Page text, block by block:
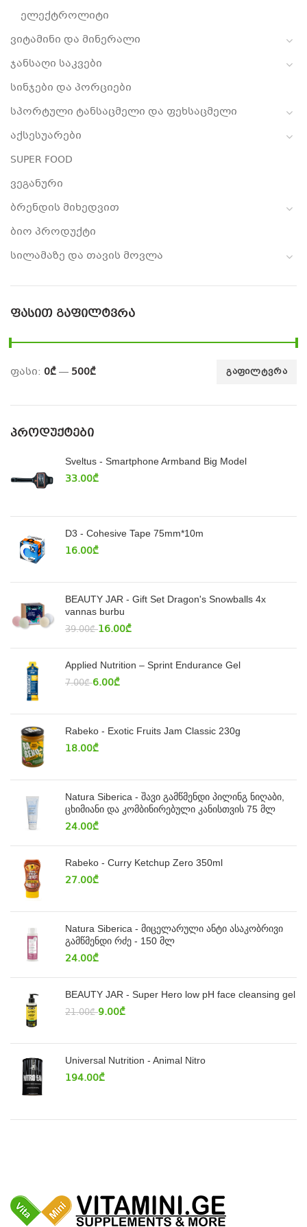
ელექტროლიტი
ვიტამინი და მინერალი
ჯანსაღი საკვები
სინჯები და პორციები
სპორტული ტანსაცმელი და ფეხსაცმელი
აქსესუარები
SUPER FOOD
ვეგანური
ბრენდის მიხედვით
ბიო პროდუქტი
სილამაზე და თავის მოვლა
ᲤᲐᲡᲘᲗ ᲒᲐᲤᲘᲚᲢᲕᲠᲐ
ᲒᲐᲤᲘᲚᲢᲕᲠᲐ
ფასი: 0₾— 500₾
ᲞᲠᲝᲓᲣᲥᲢᲔᲑᲘ
Sveltus - Smartphone Armband Big Model
33.00₾
D3 - Cohesive Tape 75mm*10m
16.00₾
BEAUTY JAR - Gift Set Dragon's Snowballs 4x
vannas burbu
39.00₾ 16.00₾
Applied Nutrition – Sprint Endurance Gel
7.00₾ 6.00₾
Rabeko - Exotic Fruits Jam Classic 230g
18.00₾
Natura Siberica - შავი გამწმენდი პილინგ ნიღაბი,
ცხიმიანი და კომბინირებული კანისთვის 75 მლ
24.00₾
Rabeko - Curry Ketchup Zero 350ml
27.00₾
Natura Siberica - მიცელარული ანტი ასაკობრივი
გამწმენდი რძე - 150 მლ
24.00₾
BEAUTY JAR - Super Hero low pH face cleansing gel
21.00₾ 9.00₾
Universal Nutrition - Animal Nitro
194.00₾